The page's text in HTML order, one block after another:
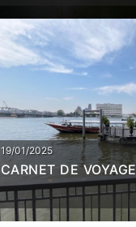
19/01/2025
CARNET DE VOYAGE